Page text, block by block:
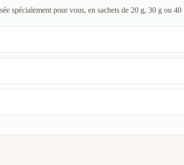
spécialement pour vous, en sachets de 20 g, 30 g ou